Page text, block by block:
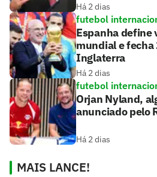
Há 2 dias
futebol
Espanha define
mundial e
Inglaterra
Há 2 dias
futebol
Orjan Nyland,
anunciado pelo
Há 2 dias
MAIS LANCE!